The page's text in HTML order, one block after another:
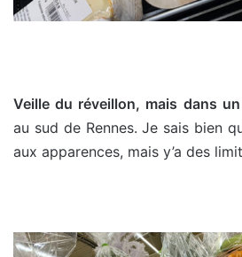
Veille du réveillon, mais dans
au sud de Rennes. Je sais bien
aux apparences, mais y’a des